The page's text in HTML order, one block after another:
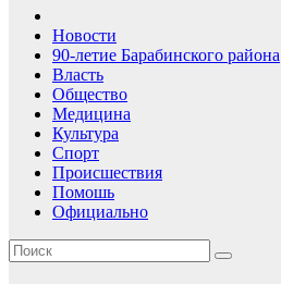
Новости
90-летие Барабинского района
Власть
Общество
Медицина
Культура
Спорт
Происшествия
Помошь
Официально